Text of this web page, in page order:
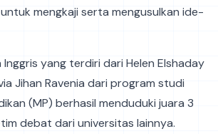
mengkaji serta mengusulkan ide-
yang terdiri dari Helen Elshaday
Jihan Ravenia dari program studi
(MP) berhasil menduduki juara 3
debat dari universitas lainnya.